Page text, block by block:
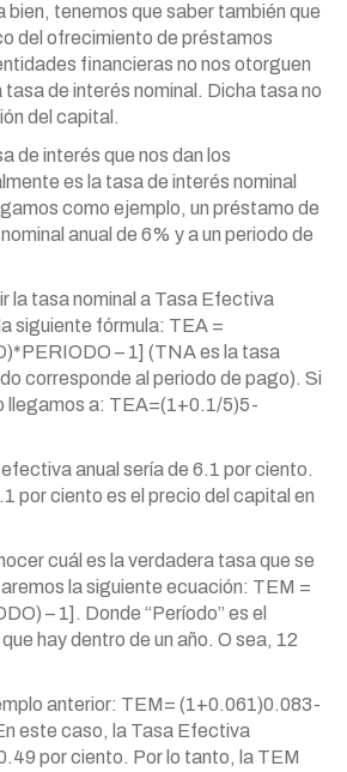
bien, tenemos que saber también que
del ofrecimiento de préstamos
financieras no nos otorguen
de interés nominal. Dicha tasa no
del capital.
de interés que nos dan los
es la tasa de interés nominal
como ejemplo, un préstamo de
anual de 6% y a un periodo de
la tasa nominal a Tasa Efectiva
siguiente fórmula: TEA =
– 1] (TNA es la tasa
corresponde al periodo de pago). Si
llegamos a: TEA=(1+0.1/5)5-
anual sería de 6.1 por ciento.
por ciento es el precio del capital en
cuál es la verdadera tasa que se
la siguiente ecuación: TEM =
– 1]. Donde “Período” es el
hay dentro de un año. O sea, 12
anterior: TEM= (1+0.061)0.083-
este caso, la Tasa Efectiva
por ciento. Por lo tanto, la TEM